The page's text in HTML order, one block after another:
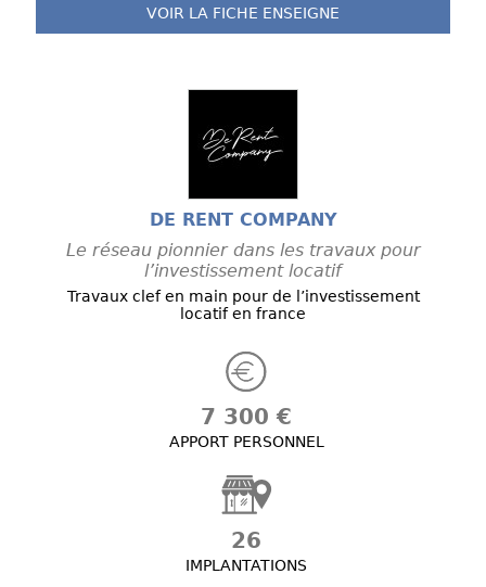
VOIR LA FICHE ENSEIGNE
DE RENT COMPANY
Le réseau pionnier dans les travaux pour
l’investissement locatif
Travaux clef en main pour de l’investissement
locatif en france
7 300 €
APPORT PERSONNEL
26
IMPLANTATIONS